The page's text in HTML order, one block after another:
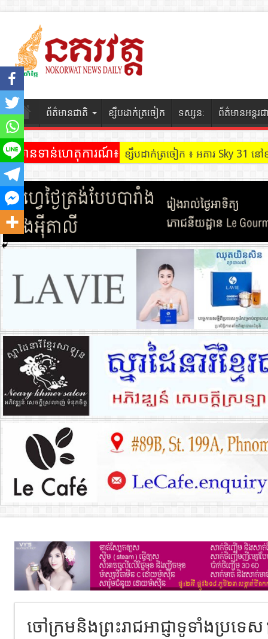
ព័ត៌មានជាតិ ខ្សឹបដាក់ត្រចៀក ទស្សនៈ ព័ត៌មានអន្តរជ
ព័ត៌មានទាន់ហេតុការណ៍៖ ខ្សឹបដាក់ត្រចៀក ៖ អគារ Sky 31
ចៅក្រម​និង​ព្រះរាជ​អាជ្ញា​ទូទាំង​ប្រទេស​